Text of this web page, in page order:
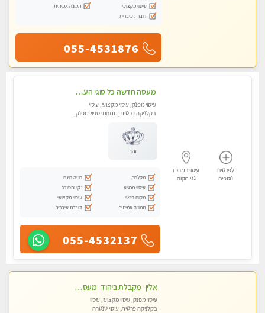
עיסוי מקצועי
תמונה אמיתית
דוברת עיברית
055-4531876
לפרטים
נוספים
עיסוי במרכז
גני תקוה
מעסה חדשה כל סוגי העיסויים מעסה מקצועית ואיכותית פרטי!!!מומלץ לחלוטין!!
עיסוי מפנק, עיסוי מקצועי, עיסוי
בקלניקה פרטית, מתחמי ספא מפנק,
זהב
מקלחת
חניה חינם
עיסוי מרגיע
נקי ומסודר
מקום פרטי
עיסוי מקצועי
תמונה אמיתית
דוברת עיברית
055-4532137
אלין- מקבלת ביהוד -מעסה פרטית ואיכותית לבד ביהוד . עיסוי מפנק איכותי מקצועי אצלי ביהוד
עיסוי מפנק, עיסוי מקצועי, עיסוי
בקלניקה פרטית, עיסוי טנטרה